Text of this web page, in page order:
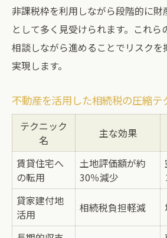
非課税枠を利用しながら段階的に財
として多く見受けられます。これら
相談しながら進めることでリスクを
実現します。
不動産を活用した相続税の圧縮テ
テクニック
名
主な効果
賃貸住宅へ
の転用
土地評価額が約
30％減少
貸家建付地
活用
相続税負担軽減